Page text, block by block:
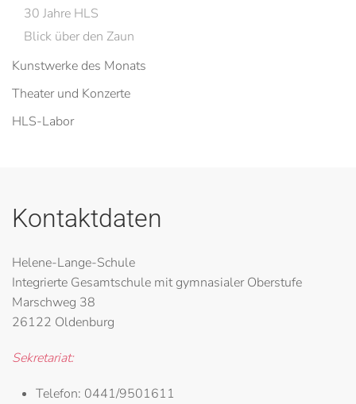
30 Jahre HLS
Blick über den Zaun
Kunstwerke des Monats
Theater und Konzerte
HLS-Labor
Kontaktdaten
Helene-Lange-Schule
Integrierte Gesamtschule mit gymnasialer Oberstufe
Marschweg 38
26122 Oldenburg
Sekretariat:
Telefon: 0441/9501611